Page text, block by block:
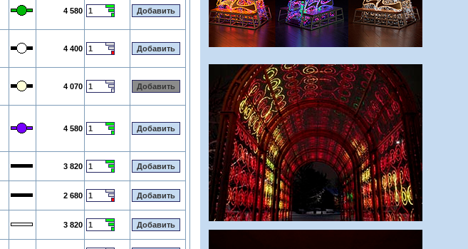
4 580
4 400
4 070
4 580
3 820
2 680
3 820